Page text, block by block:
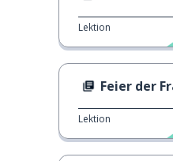
Lektion
Feier der
Lektion